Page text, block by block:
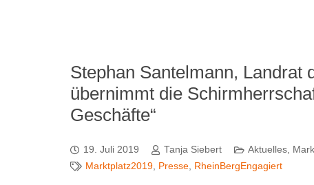
Stephan Santelmann, Landrat
übernimmt die
Geschäfte“
19. Juli 2019 Tanja Siebert Aktuelles
Marktplatz2019 Presse RheinBergEngagiert